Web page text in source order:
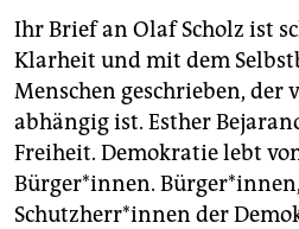
Ihr Brief an Olaf Scholz ist
Klarheit und mit dem
Menschen geschrieben, der
abhängig ist. Esther
Freiheit. Demokratie lebt
Bürger*innen.
Schutzherr*innen der